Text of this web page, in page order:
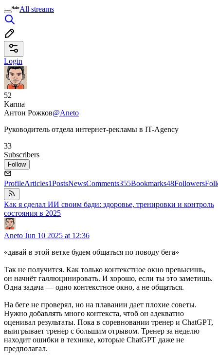
All streams
Login
52
Karma
Антон Рожков@Aneto
Руководитель отдела интернет-рекламы в IT-Agency
33
Subscribers
Follow
ProfileArticles1PostsNewsComments355Bookmarks48Followers
Как я сделал ИИ своим бади: здоровье, тренировки и контроль
состояния в 2025
Aneto Jun 10 2025 at 12:36
«давай в этой ветке будем общаться по поводу бега»
Так не получится. Как только контекстное окно превысишь,
он начнёт галлюцинировать. И хорошо, если ты это заметишь.
Одна задача — одно контекстное окно, а не общаться.
На беге не проверял, но на плавании дает плохие советы.
Нужно добавлять много контекста, чтоб он адекватно
оценивал результаты. Пока в соревновании тренер и ChatGPT,
выигрывает тренер с большим отрывом. Тренер за неделю
находит ошибки в технике, которые ChatGPT даже не
предполагал.